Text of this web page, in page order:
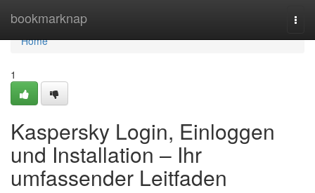
bookmarknap
Home
Home
1
Kaspersky Login, Einloggen
und Installation – Ihr
umfassender Leitfaden